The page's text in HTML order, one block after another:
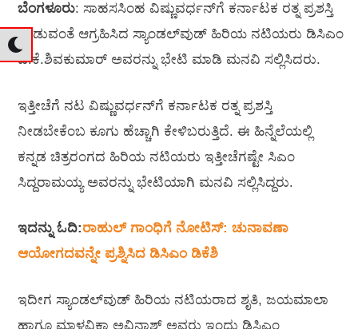
ಬೆಂಗಳೂರು: ಸಾಹಸಸಿಂಹ ವಿಷ್ಣುವರ್ಧನ್‌ಗೆ ಕರ್ನಾಟಕ ರತ್ನ ಪ್ರಶಸ್ತಿ
ನೀಡುವಂತೆ ಆಗ್ರಹಿಸಿದ ಸ್ಯಾಂಡಲ್‌ವುಡ್‌ ಹಿರಿಯ ನಟಿಯರು ಡಿಸಿಎಂ
ಡಿ.ಕೆ.ಶಿವಕುಮಾರ್‌ ಅವರನ್ನು ಭೇಟಿ ಮಾಡಿ ಮನವಿ ಸಲ್ಲಿಸಿದರು.
ಇತ್ತೀಚೆಗೆ ನಟ ವಿಷ್ಣುವರ್ಧನ್‌ಗೆ ಕರ್ನಾಟಕ ರತ್ನ ಪ್ರಶಸ್ತಿ
ನೀಡಬೇಕೆಂಬ ಕೂಗು ಹೆಚ್ಚಾಗಿ ಕೇಳಿಬರುತ್ತಿದೆ. ಈ ಹಿನ್ನೆಲೆಯಲ್ಲಿ
ಕನ್ನಡ ಚಿತ್ರರಂಗದ ಹಿರಿಯ ನಟಿಯರು ಇತ್ತೀಚೆಗಷ್ಟೇ ಸಿಎಂ
ಸಿದ್ದರಾಮಯ್ಯ ಅವರನ್ನು ಭೇಟಿಯಾಗಿ ಮನವಿ ಸಲ್ಲಿಸಿದ್ದರು.
ಇದನ್ನು ಓದಿ:ರಾಹುಲ್‌ ಗಾಂಧಿಗೆ ನೋಟಿಸ್‌: ಚುನಾವಣಾ
ಆಯೋಗದವನ್ನೇ ಪ್ರಶ್ನಿಸಿದ ಡಿಸಿಎಂ ಡಿಕೆಶಿ
ಇದೀಗ ಸ್ಯಾಂಡಲ್‌ವುಡ್‌ ಹಿರಿಯ ನಟಿಯರಾದ ಶೃತಿ, ಜಯಮಾಲಾ
ಹಾಗೂ ಮಾಳವಿಕಾ ಅವಿನಾಶ್ ಅವರು ಇಂದು ಡಿಸಿಎಂ